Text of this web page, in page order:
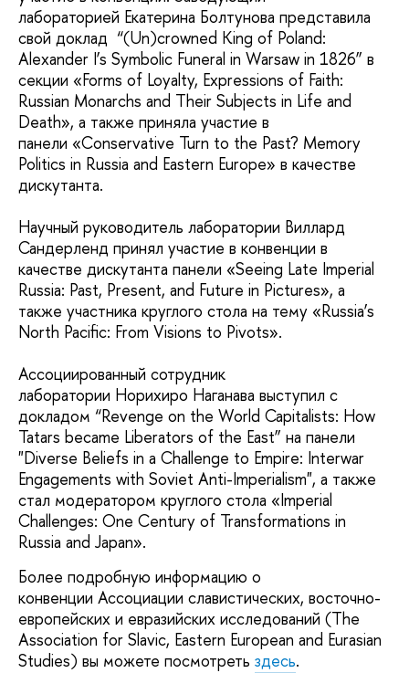
лабораторией Екатерина Болтунова представила
свой доклад “(Un)crowned King of Poland:
Alexander I’s Symbolic Funeral in Warsaw in 1826” в
секции «Forms of Loyalty, Expressions of Faith:
Russian Monarchs and Their Subjects in Life and
Death», а также приняла участие в
панели «Conservative Turn to the Past? Memory
Politics in Russia and Eastern Europe» в качестве
дискутанта.
Научный руководитель лаборатории Виллард
Сандерленд принял участие в конвенции в
качестве дискутанта панели «Seeing Late Imperial
Russia: Past, Present, and Future in Pictures», а
также участника круглого стола на тему «Russia’s
North Pacific: From Visions to Pivots».
Ассоциированный сотрудник
лаборатории Норихиро Наганава выступил с
докладом “Revenge on the World Capitalists: How
Tatars became Liberators of the East” на панели
"Diverse Beliefs in a Challenge to Empire: Interwar
Engagements with Soviet Anti-Imperialism", а также
стал модератором круглого стола «Imperial
Challenges: One Century of Transformations in
Russia and Japan».
Более подробную информацию о
конвенции Ассоциации славистических, восточно-
европейских и евразийских исследований (The
Association for Slavic, Eastern European and Eurasian
Studies) вы можете посмотреть здесь.